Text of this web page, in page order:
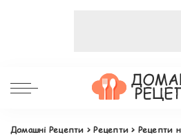
Домашні Рецепти >Рецепти > Рецепти